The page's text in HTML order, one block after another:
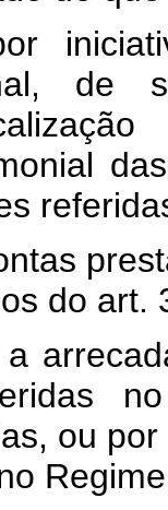
de
do art.
ou